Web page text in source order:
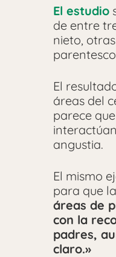
El estudio
de entre
nieto,
El
áreas del
parece
angustia.
El mismo
para que
áreas de
con la
padres,
claro.»